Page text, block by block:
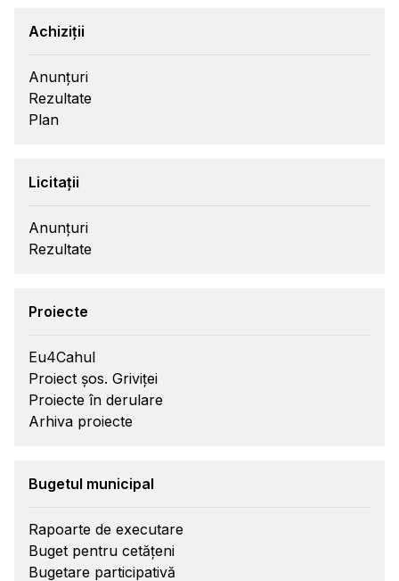
Achiziții
Anunțuri
Rezultate
Plan
Licitații
Anunțuri
Rezultate
Proiecte
Eu4Cahul
Proiect șos. Griviței
Proiecte în derulare
Arhiva proiecte
Bugetul municipal
Rapoarte de executare
Buget pentru cetățeni
Bugetare participativă